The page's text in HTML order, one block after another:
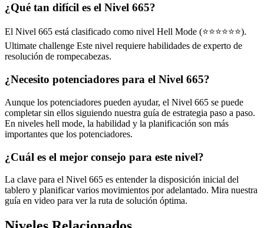
¿Qué tan difícil es el Nivel 665?
El Nivel 665 está clasificado como nivel Hell Mode (⭐⭐⭐⭐⭐⭐).
Ultimate challenge Este nivel requiere habilidades de experto de
resolución de rompecabezas.
¿Necesito potenciadores para el Nivel 665?
Aunque los potenciadores pueden ayudar, el Nivel 665 se puede
completar sin ellos siguiendo nuestra guía de estrategia paso a paso.
En niveles hell mode, la habilidad y la planificación son más
importantes que los potenciadores.
¿Cuál es el mejor consejo para este nivel?
La clave para el Nivel 665 es entender la disposición inicial del
tablero y planificar varios movimientos por adelantado. Mira nuestra
guía en video para ver la ruta de solución óptima.